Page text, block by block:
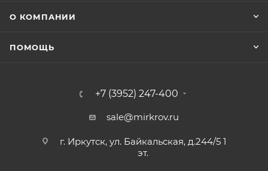
О КОМПАНИИ
ПОМОЩЬ
+7 (3952) 247-400
sale@mirkrov.ru
г. Иркутск, ул. Байкальская, д.244/5 1
эт.